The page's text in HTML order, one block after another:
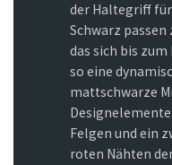
der Haltegriff
Schwarz passen
das sich bis
so eine
mattschwarze
Felgen und ein
roten Nähten